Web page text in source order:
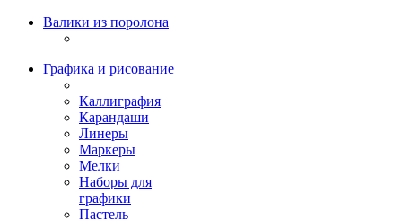
Валики из поролона
Графика и рисование
Каллиграфия
Карандаши
Линеры
Маркеры
Мелки
Наборы для
графики
Пастель